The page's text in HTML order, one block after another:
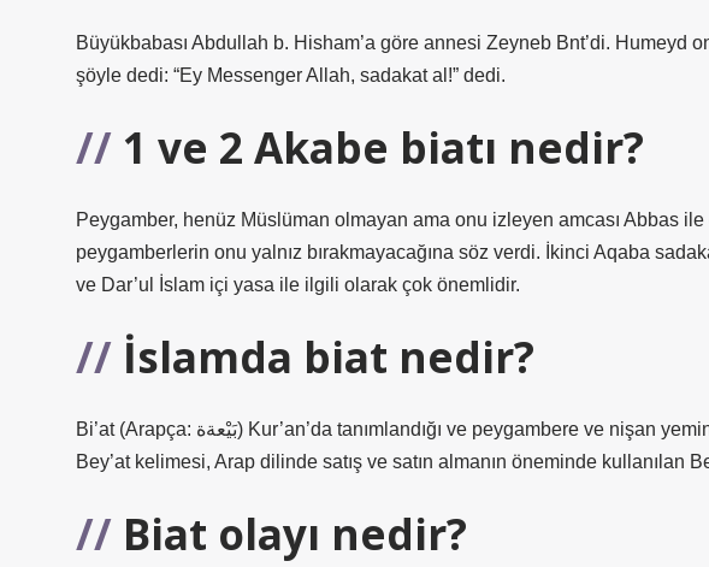
Büyükbabası Abdullah b. Hisham’a göre annesi Zeyneb Bnt’di. Humeyd
şöyle dedi: “Ey Messenger Allah, sadakat al!” dedi.
1 ve 2 Akabe biatı nedir?
Peygamber, henüz Müslüman olmayan ama onu izleyen amcası Abbas
peygamberlerin onu yalnız bırakmayacağına söz verdi. İkinci Aqaba
ve Dar’ul İslam içi yasa ile ilgili olarak çok önemlidir.
İslamda biat nedir?
Bi’at (Arapça: بَيْعةة) Kur’an’da tanımlandığı ve peygambere ve nişan yemini taahhüt etmeyi vaat ettiği anlamına gelir.
Bey’at kelimesi, Arap dilinde satış ve satın almanın öneminde kullanılan
Biat olayı nedir?